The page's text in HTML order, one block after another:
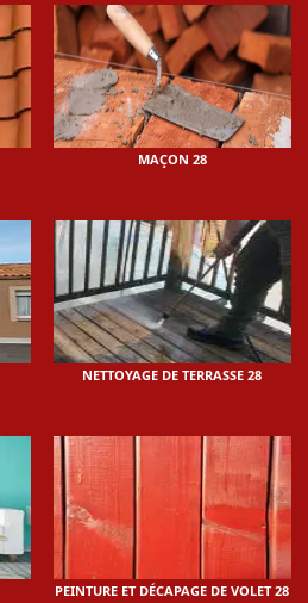
MAÇON 28
NETTOYAGE DE TERRASSE 28
PEINTURE ET DÉCAPAGE DE VOLET 28